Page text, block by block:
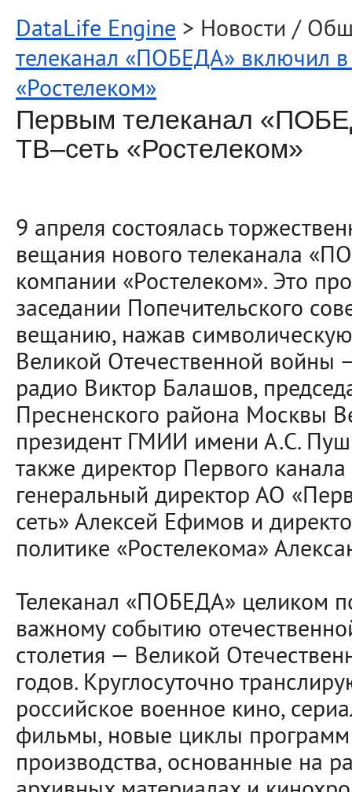
DataLife Engine > Новости /
телеканал «ПОБЕДА» включил
«Ростелеком»
Первым телеканал
ТВ–сеть «Ростелеком»
9 апреля состоялась
вещания нового телеканала
компании «Ростелеком». Это
заседании Попечительского
вещанию, нажав
Великой Отечественной войны
радио Виктор Балашов,
Пресненского района Москвы
президент ГМИИ имени А.С.
также директор Первого канала
генеральный директор АО
сеть» Алексей Ефимов и
политике «Ростелекома»
Телеканал «ПОБЕДА» целиком
важному событию
столетия — Великой
годов. Круглосуточно
российское военное кино,
фильмы, новые циклы программ
производства, основанные на